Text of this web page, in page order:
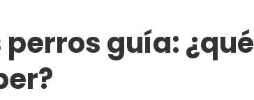
perros guía: ¿qué